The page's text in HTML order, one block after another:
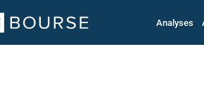
Analyses